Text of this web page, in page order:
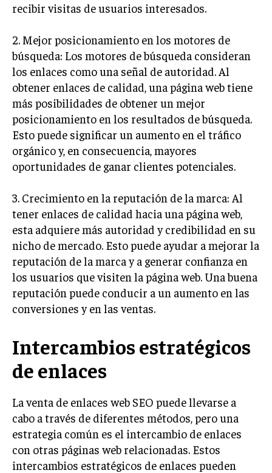
LIDERAZGO
EMPRENDIMIENTO
PLANIFICACIÓN EMPRESARIAL
FINANZAS
FINANZAS Y CONTABILIDAD
GESTIÓN DE RECURSOS FINANCIEROS
INVERSIONES Y MERCADOS FINANCIEROS
ECONOMÍA EMPRESARIAL
INTERNACIONAL
NEGOCIOS INTERNACIONALES
COMERCIO INTERNACIONAL
EXPANSIÓN GLOBAL
ALIANZAS ESTRATÉGICAS
TECNOLOGIA
GESTIÓN DE LA INNOVACIÓN TECNOLÓGICA
TRANSFORMACIÓN DIGITAL
ANALÍTICA EMPRESARIAL Y BUSINESS
INTELLIGENCE
recibir visitas de usuarios interesados.
2. Mejor posicionamiento en los motores de
búsqueda: Los motores de búsqueda consideran
los enlaces como una señal de autoridad. Al
obtener enlaces de calidad, una página web tiene
más posibilidades de obtener un mejor
posicionamiento en los resultados de búsqueda.
Esto puede significar un aumento en el tráfico
orgánico y, en consecuencia, mayores
oportunidades de ganar clientes potenciales.
3. Crecimiento en la reputación de la marca: Al
tener enlaces de calidad hacia una página web,
esta adquiere más autoridad y credibilidad en su
nicho de mercado. Esto puede ayudar a mejorar la
reputación de la marca y a generar confianza en
los usuarios que visiten la página web. Una buena
reputación puede conducir a un aumento en las
conversiones y en las ventas.
Intercambios estratégicos
de enlaces
La venta de enlaces web SEO puede llevarse a
cabo a través de diferentes métodos, pero una
estrategia común es el intercambio de enlaces
con otras páginas web relacionadas. Estos
intercambios estratégicos de enlaces pueden